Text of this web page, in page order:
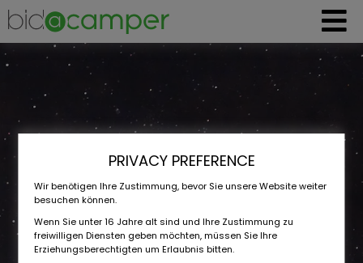
PRIVACY PREFERENCE
Wir benötigen Ihre Zustimmung, bevor Sie unsere Website weiter
besuchen können.
Wenn Sie unter 16 Jahre alt sind und Ihre Zustimmung zu
freiwilligen Diensten geben möchten, müssen Sie Ihre
Erziehungsberechtigten um Erlaubnis bitten.